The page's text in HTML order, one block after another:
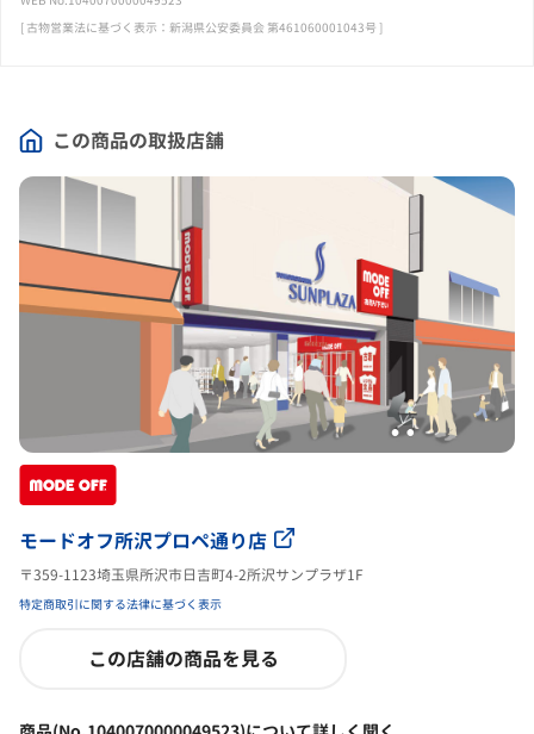
この商品の取扱店舗
モードオフ所沢プロペ通り店
〒359-1123埼玉県所沢市日吉町4-2所沢サンプラザ1F
特定商取引に関する法律に基づく表示
この店舗の商品を見る
[ 古物営業法に基づく表示：新潟県公安委員会 第461060001043号 ]